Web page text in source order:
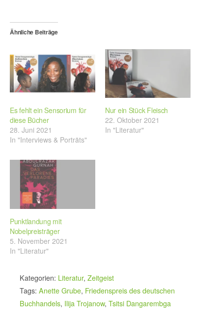
Ähnliche Beiträge
Es fehlt ein Sensorium für
diese Bücher
28. Juni 2021
In "Interviews & Porträts"
Nur ein Stück Fleisch
22. Oktober 2021
In "Literatur"
Punktlandung mit
Nobelpreisträger
5. November 2021
In "Literatur"
Kategorien: Literatur, Zeitgeist
Tags: Anette Grube, Friedenspreis des deutschen
Buchhandels, Ilija Trojanow, Tsitsi Dangarembga